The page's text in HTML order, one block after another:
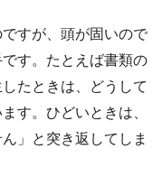
すが、頭が固いので
す。たとえば書類の
たときは、どうして
す。ひどいときは、
」と突き返してしま